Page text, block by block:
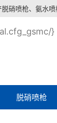
硝喷枪、氨水
脱硝喷枪